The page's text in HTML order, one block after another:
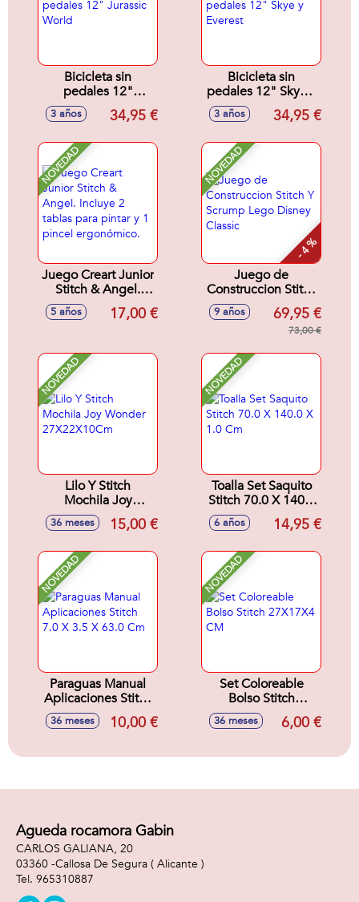
Bicicleta sin
pedales 12"
Jurassic World
3 años 34,95 €
Bicicleta sin
pedales 12" Skye y
Everest
3 años 34,95 €
NOVEDAD
Juego Creart Junior
Stitch & Angel.
Incluye 2 tablas
para pintar y 1
5 años 17,00 €
NOVEDAD
- 4 %
Juego de
Construccion Stitch
Y Scrump Lego
Disney Classic
9 años 69,95 €
73,00 €
NOVEDAD
Lilo Y Stitch
Mochila Joy
Wonder
27X22X10Cm
36 meses 15,00 €
NOVEDAD
Toalla Set Saquito
Stitch 70.0 X 140.0
X 1.0 Cm
6 años 14,95 €
NOVEDAD
Paraguas Manual
Aplicaciones Stitch
7.0 X 3.5 X 63.0 Cm
36 meses 10,00 €
NOVEDAD
Set Coloreable
Bolso Stitch
27X17X4 CM
36 meses 6,00 €
Agueda rocamora Gabin
CARLOS GALIANA, 20
03360 -Callosa De Segura ( Alicante )
965310887